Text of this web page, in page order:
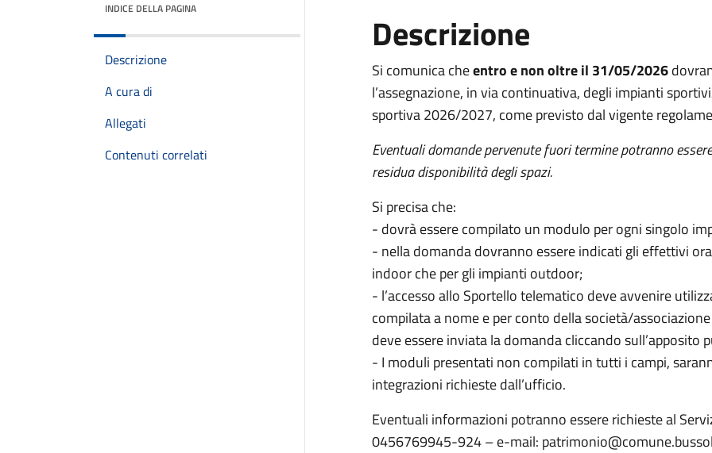
INDICE DELLA PAGINA
Descrizione
A cura di
Allegati
Contenuti correlati
Descrizione
Si comunica cheentro e non oltre il 31/05/2026
l’assegnazione, in via continuativa, degli impianti
sportiva 2026/2027, come previsto dal vigente
Eventuali domande pervenute fuori termine potranno
residua disponibilità degli spazi.
Si precisa che:
- dovrà essere compilato un modulo per ogni singolo
- nella domanda dovranno essere indicati gli effettivi
indoor che per gli impianti outdoor;
- l’accesso allo Sportello telematico deve avvenire
compilata a nome e per conto della società/
deve essere inviata la domanda cliccando sull’apposito
- I moduli presentati non compilati in tutti i campi,
integrazioni richieste dall’ufficio.
Eventuali informazioni potranno essere richieste al
0456769945-924 – e-mail: